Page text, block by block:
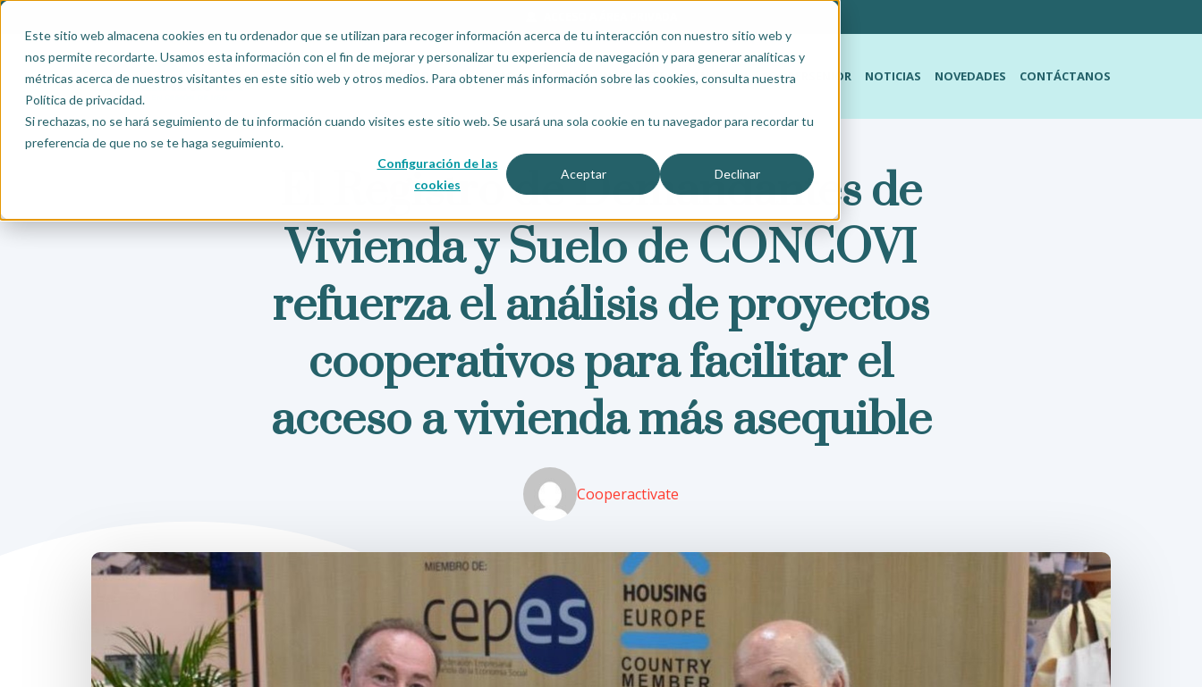
Este sitio web almacena cookies en tu ordenador que se utilizan para recoger información acerca de tu interacción con nuestro sitio web y
nos permite recordarte. Usamos esta información con el fin de mejorar y personalizar tu experiencia de navegación y para generar analíticas y
métricas acerca de nuestros visitantes en este sitio web y otros medios. Para obtener más información sobre las cookies, consulta nuestra
Política de privacidad.
Si rechazas, no se hará seguimiento de tu información cuando visites este sitio web. Se usará una sola cookie en tu navegador para recordar tu
preferencia de que no se te haga seguimiento.
Configuración de las
cookies
Aceptar Declinar
INICIO QUIÉNES SOMOS ¿CÓMO FUNCIONA? INSCRÍBETE PLAN JOVEN COOPERSENIOR NOTICIAS NOVEDADES CONTÁCTANOS
El Registro de Demandantes de
Vivienda y Suelo de CONCOVI
refuerza el análisis de proyectos
cooperativos para facilitar el
acceso a vivienda más asequible
Cooperactivate